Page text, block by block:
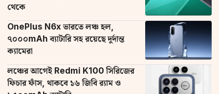
থেকে
OnePlus N6x ভারতে লঞ্চ হল,
৭০০০mAh ব্যাটারি সহ রয়েছে দুর্দান্ত
ক্যামেরা
লঞ্চের আগেই Redmi K100 সিরিজের
ফিচার ফাঁস, থাকবে ১৬ জিবি র‌্যাম ও